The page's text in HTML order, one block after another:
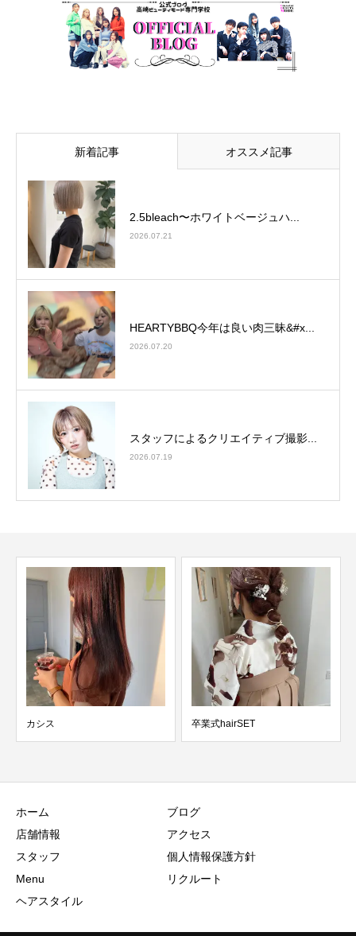
新着記事 オススメ記事
2.5bleach〜ホワイトベージュ⁡ハ...
2026.07.21
HEARTYBBQ今年は良い肉三昧&#x...
2026.07.20
スタッフによるクリエイティブ撮影...
2026.07.19
smoky greystylist
ホーム
店舗情報
スタッフ
Menu
ヘアスタイル
ブログ
アクセス
個人情報保護方針
リクルート